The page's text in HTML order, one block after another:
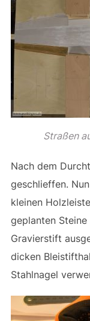
Straßen
Nach dem
geschlieffen.
kleinen
geplanten
Gravierstift
dicken
Stahlnagel